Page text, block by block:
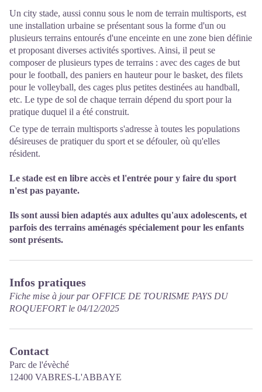
Un city stade, aussi connu sous le nom de terrain multisports, est
une installation urbaine se présentant sous la forme d'un ou
plusieurs terrains entourés d'une enceinte en une zone bien définie
et proposant diverses activités sportives. Ainsi, il peut se
composer de plusieurs types de terrains : avec des cages de but
pour le football, des paniers en hauteur pour le basket, des filets
pour le volleyball, des cages plus petites destinées au handball,
etc. Le type de sol de chaque terrain dépend du sport pour la
pratique duquel il a été construit.
Ce type de terrain multisports s'adresse à toutes les populations
désireuses de pratiquer du sport et se défouler, où qu'elles
résident.
Le stade est en libre accès et l'entrée pour y faire du sport
n'est pas payante.
Ils sont aussi bien adaptés aux adultes qu'aux adolescents, et
parfois des terrains aménagés spécialement pour les enfants
sont présents.
Infos pratiques
Fiche mise à jour par OFFICE DE TOURISME PAYS DU
ROQUEFORT le 04/12/2025
Contact
Parc de l'évèché
12400 VABRES-L'ABBAYE